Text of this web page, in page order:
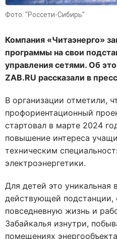
Фото: "Россети-Сибирь"
Компания «Читаэнерго»
программы на свои
управления сетями. Об
ZAB.RU рассказали в
В организации отметили,
профориентационный
стартовал в марте 2024
повышение интереса
техническим
электроэнергетики.
Для детей это уникальная
действующей подстанции,
повседневную жизнь и
Забайкалья изнутри,
помещениях